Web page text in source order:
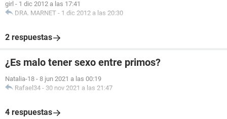
girl - 1 dic 2012 a las 17:41
DRA. MARNET - 1 dic 2012 a las 20:30
2 respuestas
¿Es malo tener sexo entre primos?
Natalia-18 - 8 jun 2021 a las 00:19
Rafael34 - 30 nov 2021 a las 21:47
4 respuestas